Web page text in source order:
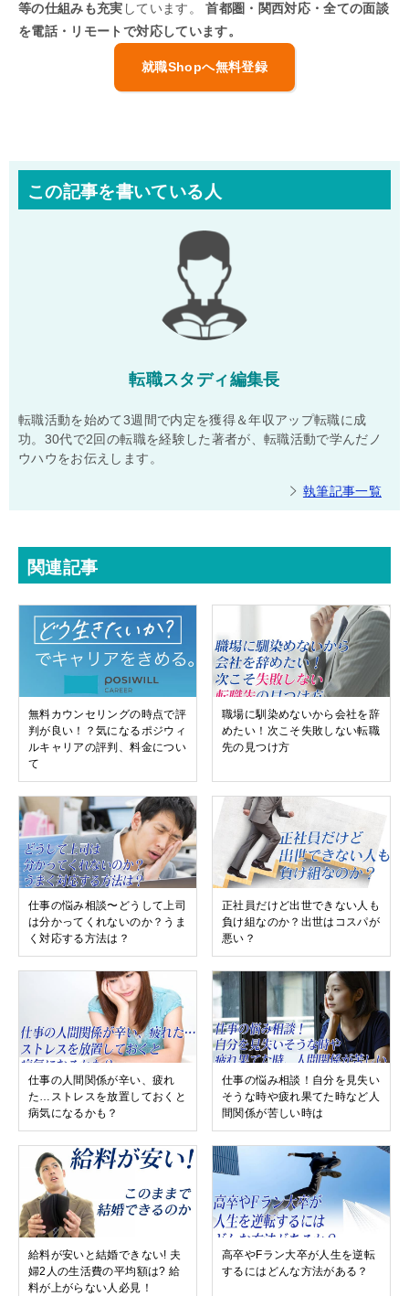
等の仕組みも充実 しています。首都圏・関西対応・全ての面談
を電話・リモートで対応しています。
就職Shopへ無料登録
この記事を書いている人
転職スタディ編集長
転職活動を始めて3週間で内定を獲得＆年収アップ転職に成
功。30代で2回の転職を経験した著者が、転職活動で学んだノ
ウハウをお伝えします。
執筆記事一覧
関連記事
無料カウンセリングの時点で評
判が良い！？気になるポジウィ
ルキャリアの評判、料金につい
て
職場に馴染めないから会社を辞
めたい！次こそ失敗しない転職
先の見つけ方
仕事の悩み相談〜どうして上司
は分かってくれないのか？うま
く対応する方法は？
正社員だけど出世できない人も
負け組なのか？出世はコスパが
悪い？
仕事の人間関係が辛い、疲れ
た…ストレスを放置しておくと
病気になるかも？
仕事の悩み相談！自分を見失い
そうな時や疲れ果てた時など人
間関係が苦しい時は
給料が安いと結婚できない! 夫
婦2人の生活費の平均額は? 給
料が上がらない人必見！
高卒やFラン大卒が人生を逆転
するにはどんな方法がある？